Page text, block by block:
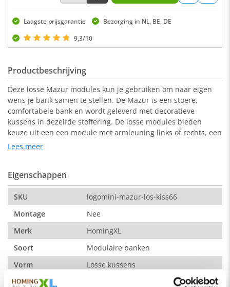
Laagste prijsgarantie
Bezorging in NL, BE, DE
9,3/10
Productbeschrijving
Deze losse Mazur modules kun je gebruiken om naar eigen
wens je bank samen te stellen. De Mazur is een stoere,
comfortabele bank en wordt geleverd met decoratieve
kussens in dezelfde stoffering. De losse modules bieden
keuze uit een een module met armleuning links of rechts, een
hoekstuk, een tussenstuk zonder armleuningen en een losse
bekleed met de stof Kiss in de kleur grijs.
Afmetingen modules:
Midden element zonder armleuningen: 98 x 98 x 84 cm (b x d
x h).
De kleur op de foto kan per computerscherm afwijken van de
werkelijkheid. Zeker weten dat dit de kleur is die je zoekt?
Vraag dan een stukje van de stof op via de knop "kleurstaal
aanvragen".
Lees meer
Eigenschappen
SKU
logomini-mazur-los-kiss66
Montage
Nee
Merk
HomingXL
Soort
Modulaire banken
Vorm
Losse kussens
Serie